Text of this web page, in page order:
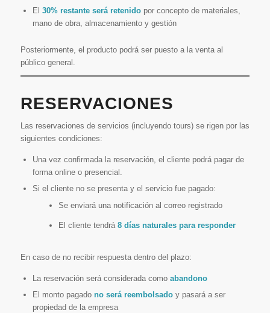
El 30% restante será retenidopor concepto de materiales,
mano de obra, almacenamiento y gestión
Posteriormente, el producto podrá ser puesto a la venta al
público general.
RESERVACIONES
Las reservaciones de servicios (incluyendo tours) se rigen por las
siguientes condiciones:
Una vez confirmada la reservación, el cliente podrá pagar de
forma online o presencial.
Si el cliente no se presenta y el servicio fue pagado:
Se enviará una notificación al correo registrado
El cliente tendrá 8 días naturales para responder
En caso de no recibir respuesta dentro del plazo:
La reservación será considerada como abandono
El monto pagado no será reembolsadoy pasará a ser
propiedad de la empresa